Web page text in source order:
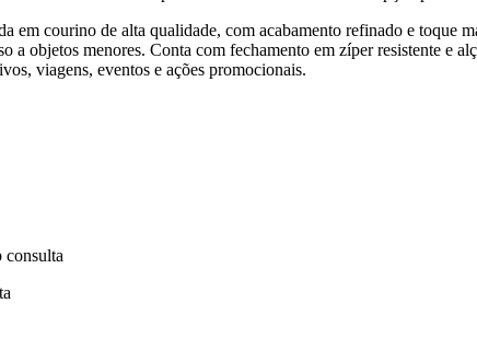
em courino de alta qualidade, com acabamento refinado e toque
a objetos menores. Conta com fechamento em zíper resistente e
viagens, eventos e ações promocionais.
consulta